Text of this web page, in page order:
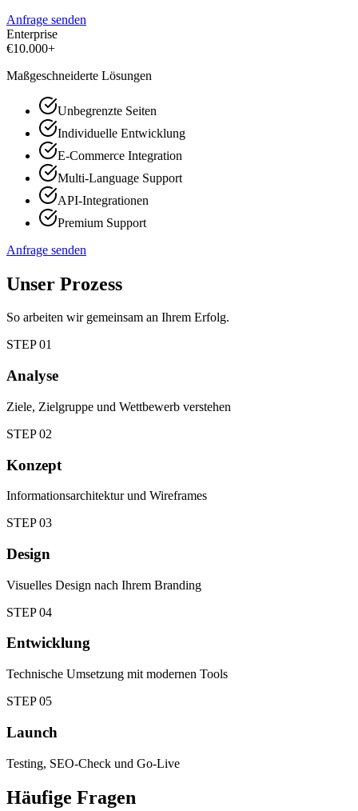
Anfrage senden
Enterprise
€10.000+
Maßgeschneiderte Lösungen
Unbegrenzte Seiten
Individuelle Entwicklung
E-Commerce Integration
Multi-Language Support
API-Integrationen
Premium Support
Anfrage senden
Unser Prozess
So arbeiten wir gemeinsam an Ihrem Erfolg.
STEP01
Analyse
Ziele, Zielgruppe und Wettbewerb verstehen
STEP02
Konzept
Informationsarchitektur und Wireframes
STEP03
Design
Visuelles Design nach Ihrem Branding
STEP04
Entwicklung
Technische Umsetzung mit modernen Tools
STEP05
Launch
Testing, SEO-Check und Go-Live
Häufige Fragen